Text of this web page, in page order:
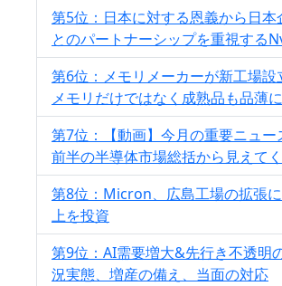
第5位：日本に対する恩義から日本
とのパートナーシップを重視する
第6位：メモリメーカーが新工場設
メモリだけではなく成熟品も品薄に
第7位：【動画】今月の重要ニュー
前半の半導体市場総括から見えてく
第8位：Micron、広島工場の拡張
上を投資
第9位：AI需要増大&先行き不透明
況実態、増産の備え、当面の対応